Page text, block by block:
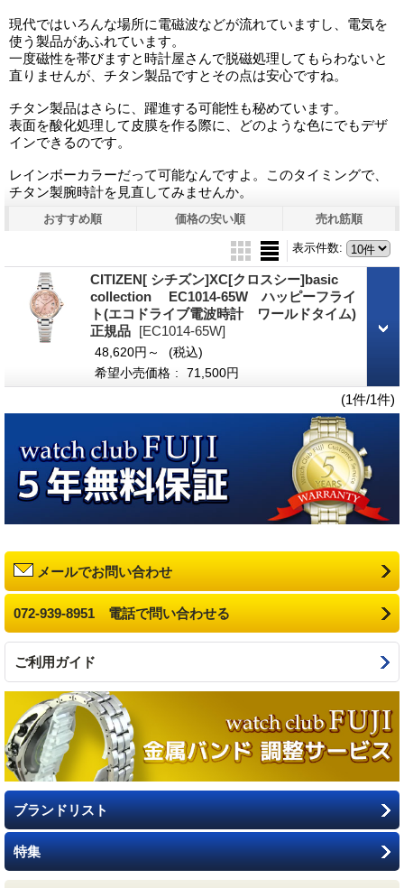
現代ではいろんな場所に電磁波などが流れていますし、電気を
使う製品があふれています。
一度磁性を帯びますと時計屋さんで脱磁処理してもらわないと
直りませんが、チタン製品ですとその点は安心ですね。
チタン製品はさらに、躍進する可能性も秘めています。
表面を酸化処理して皮膜を作る際に、どのような色にでもデザ
インできるのです。
レインボーカラーだって可能なんですよ。このタイミングで、
チタン製腕時計を見直してみませんか。
おすすめ順 価格の安い順 売れ筋順
表示件数:
CITIZEN[ シチズン]XC[クロスシー]basic
collection EC1014-65W ハッピーフライ
ト(エコドライブ電波時計 ワールドタイム)
正規品 [EC1014-65W]
48,620円～
(税込)
希望小売価格 : 71,500円
(1件/1件)
メールでお問い合わせ
072-939-8951 電話で問い合わせる
ご利用ガイド
ブランドリスト
特集